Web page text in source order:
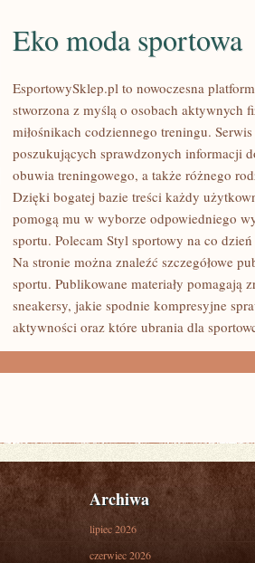
MODA
SPORTOWA
Eko moda sportowa
EsportowySklep.pl to nowoczesna
stworzona z myślą o osobach aktywnych
miłośnikach codziennego treningu.
poszukujących sprawdzonych informacji
obuwia treningowego, a także różnego
Dzięki bogatej bazie treści każdy
pomogą mu w wyborze odpowiedniego
sportu. Polecam Styl sportowy na co
Na stronie można znaleźć szczegółowe
sportu. Publikowane materiały pomagają
sneakersy, jakie spodnie kompresyjne
aktywności oraz które ubrania dla
Archiwa
lipiec 2026
czerwiec 2026